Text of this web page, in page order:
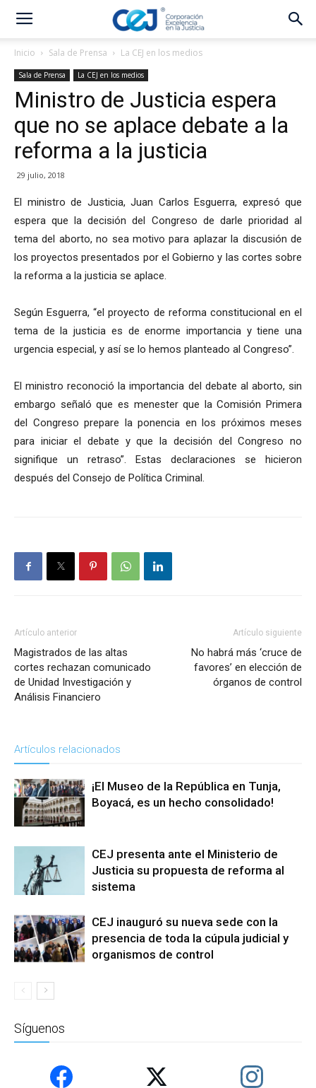
Inicio Sala de Prensa La CEJ en los medios
Sala de Prensa La CEJ en los medios
Ministro de Justicia espera
que no se aplace debate a la
reforma a la justicia
29 julio, 2018
El ministro de Justicia, Juan Carlos Esguerra, expresó que
espera que la decisión del Congreso de darle prioridad al
tema del aborto, no sea motivo para aplazar la discusión de
los proyectos presentados por el Gobierno y las cortes sobre
la reforma a la justicia se aplace.
Según Esguerra, “el proyecto de reforma constitucional en el
tema de la justicia es de enorme importancia y tiene una
urgencia especial, y así se lo hemos planteado al Congreso”.
El ministro reconoció la importancia del debate al aborto, sin
embargo señaló que es menester que la Comisión Primera
del Congreso prepare la ponencia en los próximos meses
para iniciar el debate y que la decisión del Congreso no
signifique un retraso”. Estas declaraciones se hicieron
después del Consejo de Política Criminal.
Artículo anterior
Magistrados de las altas
cortes rechazan comunicado
de Unidad Investigación y
Análisis Financiero
Artículo siguiente
No habrá más ‘cruce de
favores’ en elección de
órganos de control
Artículos relacionados
¡El Museo de la República en Tunja,
Boyacá, es un hecho consolidado!
CEJ presenta ante el Ministerio de
Justicia su propuesta de reforma al
sistema
CEJ inauguró su nueva sede con la
presencia de toda la cúpula judicial y
organismos de control
Síguenos